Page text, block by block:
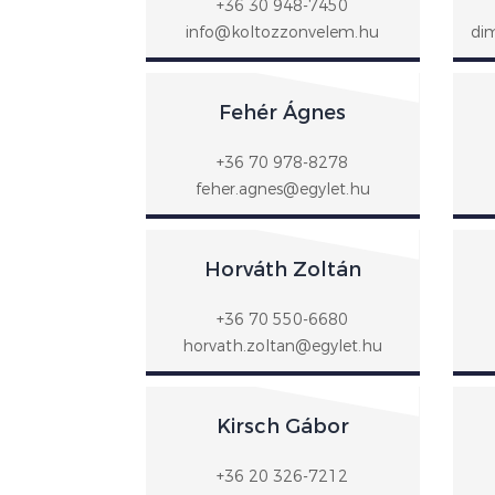
+36 30 948-7450
info@koltozzonvelem.hu
Fehér Ágnes
+36 70 978-8278
feher.agnes@egylet.hu
Horváth Zoltán
+36 70 550-6680
horvath.zoltan@egylet.hu
Kirsch Gábor
+36 20 326-7212